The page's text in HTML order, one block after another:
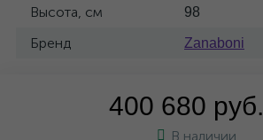
Высота, см 98
Бренд Zanaboni
400 680 руб.
В наличии